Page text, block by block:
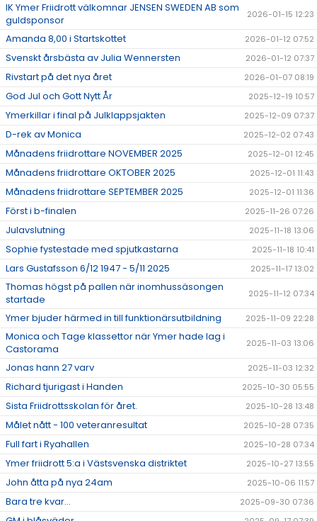
IK Ymer Friidrott välkomnar JENSEN SWEDEN AB som
guldsponsor
2026-01-15 12:23
Amanda 8,00 i Startskottet 2026-01-12 07:52
Svenskt årsbästa av Julia Wennersten 2026-01-12 07:37
Rivstart på det nya året 2026-01-07 08:19
God Jul och Gott Nytt År 2025-12-19 10:57
Ymerkillar i final på Julklappsjakten 2025-12-09 07:37
D-rek av Monica 2025-12-02 07:43
Månadens friidrottare NOVEMBER 2025 2025-12-01 12:45
Månadens friidrottare OKTOBER 2025 2025-12-01 11:43
Månadens friidrottare SEPTEMBER 2025 2025-12-01 11:36
Först i b-finalen 2025-11-26 07:26
Julavslutning 2025-11-18 13:06
Sophie fystestade med spjutkastarna 2025-11-18 10:41
Lars Gustafsson 6/12 1947 - 5/11 2025 2025-11-17 13:02
Thomas högst på pallen när inomhussäsongen
startade
2025-11-12 07:34
Ymer bjuder härmed in till funktionärsutbildning 2025-11-09 22:28
Monica och Tage klassettor när Ymer hade lag i
Castorama
2025-11-03 13:06
Jonas hann 27 varv 2025-11-03 12:32
Richard tjurigast i Handen 2025-10-30 05:55
Sista Friidrottsskolan för året. 2025-10-28 13:48
Målet nått - 100 veteranresultat 2025-10-28 07:35
Full fart i Ryahallen 2025-10-28 07:34
Ymer friidrott 5:a i Västsvenska distriktet 2025-10-27 13:55
John åtta på nya 24am 2025-10-06 11:57
Bara tre kvar... 2025-09-30 07:36